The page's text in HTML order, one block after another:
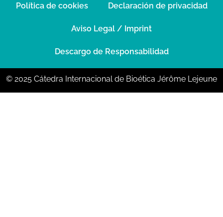
Política de cookies Declaración de privacidad
Aviso Legal / Imprint
Descargo de Responsabilidad
© 2025 Cátedra Internacional de Bioética Jérôme Lejeune